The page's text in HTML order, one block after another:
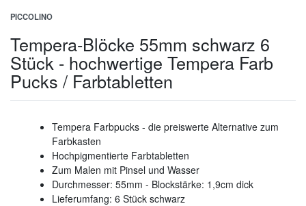
PICCOLINO
Tempera-Blöcke 55mm schwarz 6
Stück - hochwertige Tempera Farb
Pucks / Farbtabletten
Tempera Farbpucks - die preiswerte Alternative zum
Farbkasten
Hochpigmentierte Farbtabletten
Zum Malen mit Pinsel und Wasser
Durchmesser: 55mm - Blockstärke: 1,9cm dick
Lieferumfang: 6 Stück schwarz